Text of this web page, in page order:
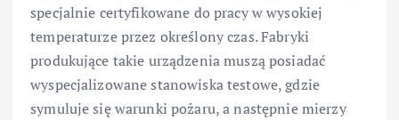
specjalnie certyfikowane do pracy w wysokiej
temperaturze przez określony czas. Fabryki
produkujące takie urządzenia muszą posiadać
wyspecjalizowane stanowiska testowe, gdzie
symuluje się warunki pożaru, a następnie mierzy